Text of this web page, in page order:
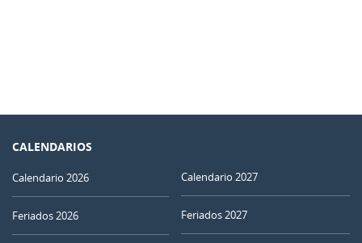
CALENDARIOS
Calendario 2026
Feriados 2026
Calendario 2027
Feriados 2027